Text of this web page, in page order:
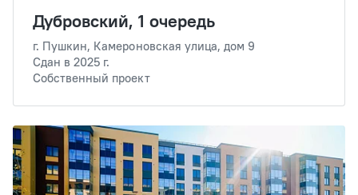
Дубровский, 1 очередь
г. Пушкин, Камероновская улица, дом 9
Сдан в 2025 г.
Собственный проект